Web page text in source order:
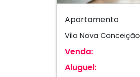
Apartamento
Vila Nova Conceição
Venda:
Aluguel: